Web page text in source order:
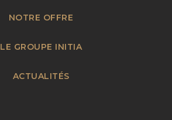
NOTRE OFFRE
LE GROUPE INITIA
ACTUALITÉS